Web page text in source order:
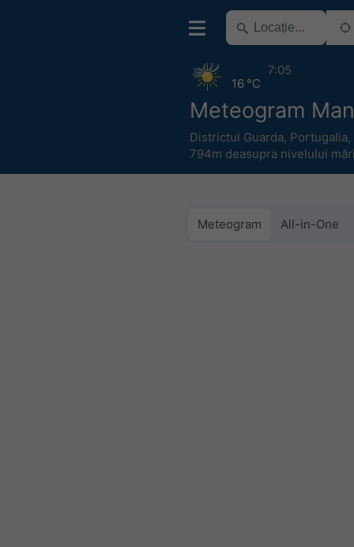
Meteogram
Districtul Guarda, Portugalia,
794m deasupra nivelului
16 °C
7:05
Meteogram All-in-One